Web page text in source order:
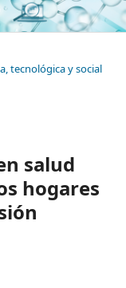
tecnológica y social
salud
hogares